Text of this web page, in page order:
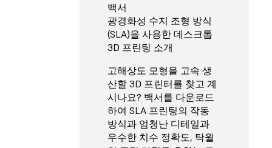
백서
광경화성 수지 조형 방식
(SLA)을 사용한 데스크톱
3D 프린팅 소개
고해상도 모형을 고속 생
산할 3D 프린터를 찾고 계
시나요? 백서를 다운로드
하여 SLA 프린팅의 작동
방식과 엄청난 디테일과
우수한 치수 정확도, 탁월